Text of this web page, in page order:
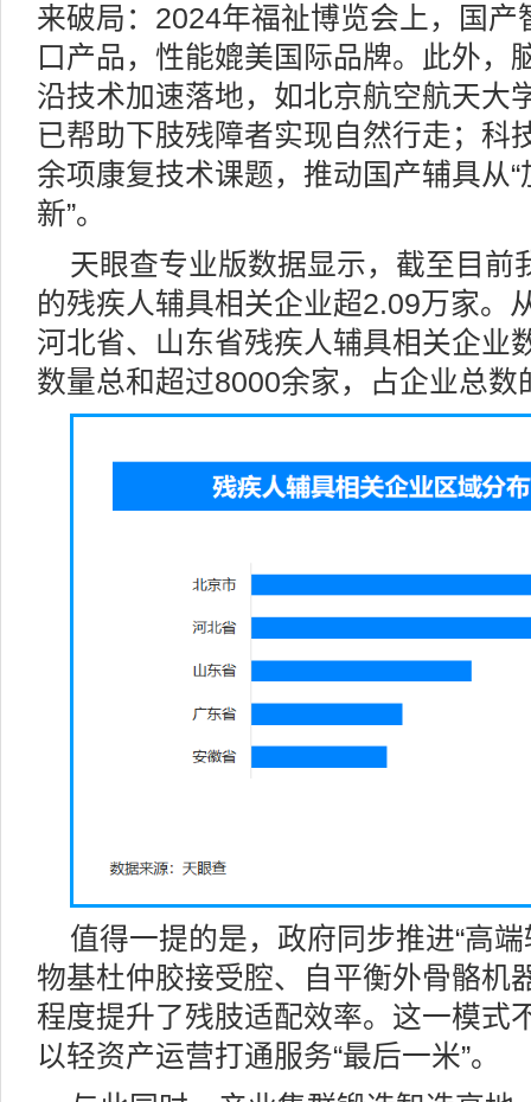
来破局：2024年福祉博览会上，国产
口产品，性能媲美国际品牌。此外，
沿技术加速落地，如北京航空航天大
已帮助下肢残障者实现自然行走；科
余项康复技术课题，推动国产辅具从“
新”。
天眼查专业版数据显示，截至目前
的残疾人辅具相关企业超2.09万家。
河北省、山东省残疾人辅具相关企业
数量总和超过8000余家，占企业总数
值得一提的是，政府同步推进“高
物基杜仲胶接受腔、自平衡外骨骼机
程度提升了残肢适配效率。这一模式
以轻资产运营打通服务“最后一米”。